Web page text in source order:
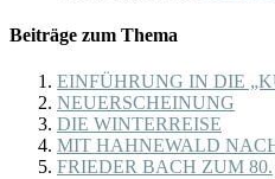
Beiträge zum Thema
EINFÜHRUNG IN DIE
NEUERSCHEINUNG
DIE WINTERREISE
MIT HAHNEWALD
FRIEDER BACH ZUM 80.